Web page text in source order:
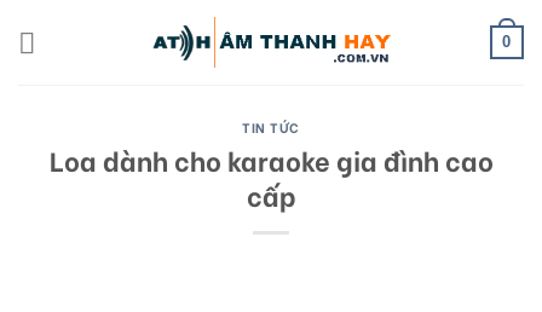
0
TIN TỨC
Loa dành cho karaoke gia đình cao
cấp